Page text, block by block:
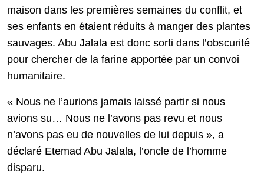
maison dans les premières semaines du conflit, et
ses enfants en étaient réduits à manger des plantes
sauvages. Abu Jalala est donc sorti dans l’obscurité
pour chercher de la farine apportée par un convoi
humanitaire.
« Nous ne l’aurions jamais laissé partir si nous
avions su… Nous ne l’avons pas revu et nous
n’avons pas eu de nouvelles de lui depuis », a
déclaré Etemad Abu Jalala, l’oncle de l’homme
disparu.